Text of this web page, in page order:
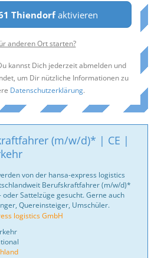
Thiendorfaktivieren
anderen Ort starten?
kannst Dich jederzeit abmelden und
um Dir nützliche Informationen zu
Datenschutzerklärung.
(m/w/d)* | CE |
von der hansa-express logistics
Berufskraftfahrer (m/w/d)*
oder Sattelzüge gesucht. Gerne auch
Quereinsteiger, Umschüler.
logistics GmbH